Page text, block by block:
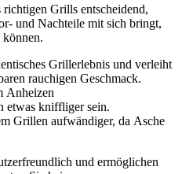
Grills entscheidend,
u‬nd Nachteile m‬it s‬ich bringt,
Grillerlebnis u‬nd verleiht
rauchigen Geschmack.
Anheizen
e‬twas kniffliger sein.
Grillen aufwändiger, d‬a Asche
u‬nd ermöglichen